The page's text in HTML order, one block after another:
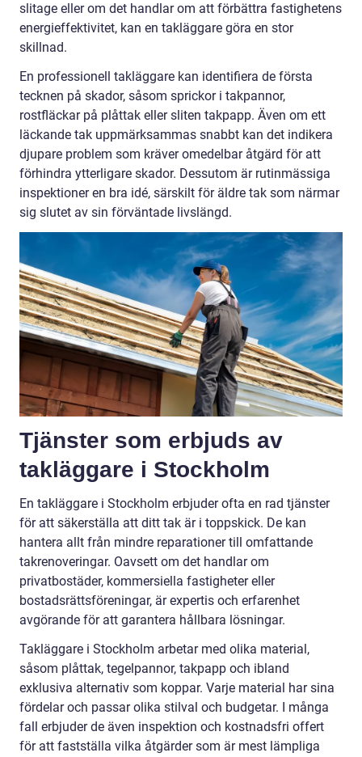
slitage eller om det handlar om att förbättra fastighetens
energieffektivitet, kan en takläggare göra en stor
skillnad.
En professionell takläggare kan identifiera de första
tecknen på skador, såsom sprickor i takpannor,
rostfläckar på plåttak eller sliten takpapp. Även om ett
läckande tak uppmärksammas snabbt kan det indikera
djupare problem som kräver omedelbar åtgärd för att
förhindra ytterligare skador. Dessutom är rutinmässiga
inspektioner en bra idé, särskilt för äldre tak som närmar
sig slutet av sin förväntade livslängd.
Tjänster som erbjuds av
takläggare i Stockholm
En takläggare i Stockholm erbjuder ofta en rad tjänster
för att säkerställa att ditt tak är i toppskick. De kan
hantera allt från mindre reparationer till omfattande
takrenoveringar. Oavsett om det handlar om
privatbostäder, kommersiella fastigheter eller
bostadsrättsföreningar, är expertis och erfarenhet
avgörande för att garantera hållbara lösningar.
Takläggare i Stockholm arbetar med olika material,
såsom plåttak, tegelpannor, takpapp och ibland
exklusiva alternativ som koppar. Varje material har sina
fördelar och passar olika stilval och budgetar. I många
fall erbjuder de även inspektion och kostnadsfri offert
för att fastställa vilka åtgärder som är mest lämpliga